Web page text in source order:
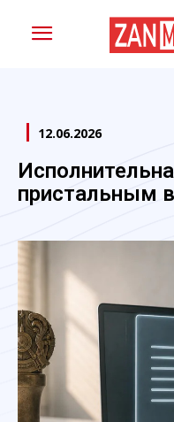
12.06.2026
пристальным